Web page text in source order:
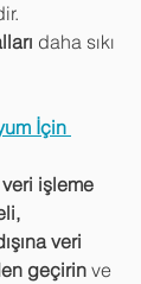
daha sıkı
İçin
işleme
veri
geçirin ve